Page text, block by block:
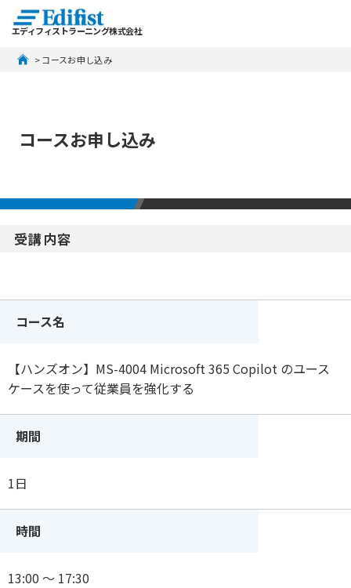
エディフィストラーニング株式会社
> コースお申し込み
コースお申し込み
受講内容
コース名
【ハンズオン】MS-4004 Microsoft 365 Copilot のユース
ケースを使って従業員を強化する
期間
1日
時間
13:00 ～ 17:30